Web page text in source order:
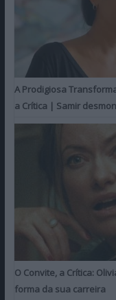
A Prodigiosa
a Crítica | Samir
O Convite, a Crítica:
forma da sua carreira